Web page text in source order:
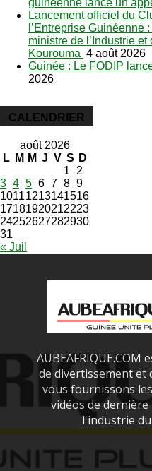
Lancement officiel du
l’Entreprise Guinéenne
ministre de l’Industrie
Kourouma 4 août 2026
Guinée : Le FODIP
2026
CALENDRIER
août 2026
L M M J V S D
1
2
3 4 5 6 7 8 9
10111213141516
17181920212223
24252627282930
31
« Juil
de divertissement et
vous fournissons
vidéos de
l'industrie